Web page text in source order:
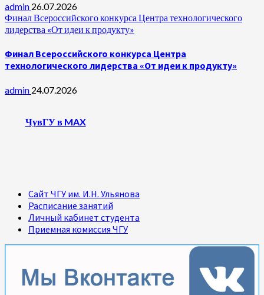
admin 26.07.2026
Финал Всероссийского конкурса Центра технологического
лидерства «От идеи к продукту»
Финал Всероссийского конкурса Центра
технологического лидерства «От идеи к продукту»
admin 24.07.2026
ЧувГУ в MAX
Сайт ЧГУ им. И.Н. Ульянова
Расписание занятий
Личный кабинет студента
Приемная комиссия ЧГУ